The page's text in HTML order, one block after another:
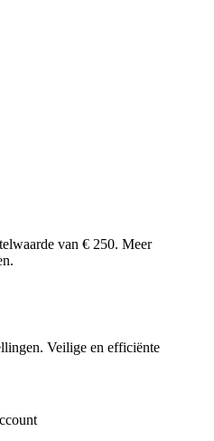
van € 250. Meer
Veilige en efficiënte